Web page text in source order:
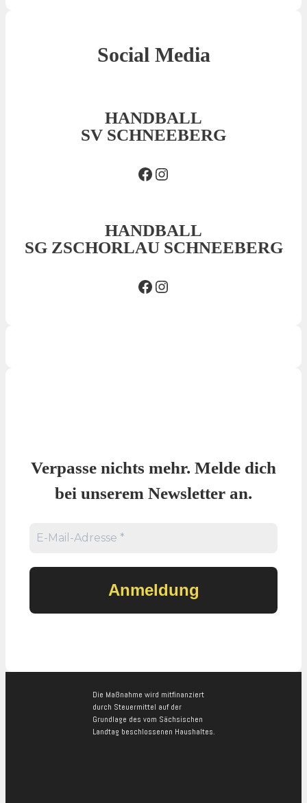
Social Media
HANDBALL
SV SCHNEEBERG
Facebook SVSInsta SVS
HANDBALL
SG ZSCHORLAU SCHNEEBERG
Facebook SGInsta SG
Verpasse nichts mehr. Melde dich
bei unserem Newsletter an.
Die Maßnahme wird mitfinanziert
durch Steuermittel auf der
Grundlage des vom Sächsischen
Landtag beschlossenen Haushaltes.